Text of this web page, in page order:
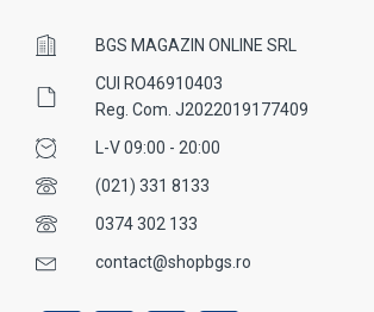
BGS MAGAZIN ONLINE SRL
CUI RO46910403
Reg. Com. J2022019177409
L-V 09:00 - 20:00
(021) 331 8133
0374 302 133
contact@shopbgs.ro